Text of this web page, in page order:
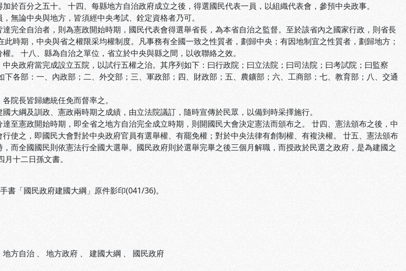
於百分之五十。 十四、每縣地方自治政府成立之後，得選國民代表一員，以組織代表會，參預中央政事。
無論中央與地方，皆須經中央考試、銓定資格者乃可。
完全自治者，則為憲政開始時期，國民代表會得選舉省長，為本省自治之監督。至於該省內之國家行政，則省長
此時期，中央與省之權限采均權制度。凡事務有全國一致之性質者，劃歸中央；有因地制宜之性質者，劃歸地方；
。 十八、縣為自治之單位，省立於中央與縣之間，以收聯絡之效。
央政府當完成設立五院，以試行五權之治。其序列如下：曰行政院；曰立法院；曰司法院；曰考試院；曰監察
下各部：一、內政部；二、外交部；三、軍政部；四、財政部；五、農鑛部；六、工商部；七、教育部；八、交通
院長皆歸總統任免而督率之。
大綱及訓政、憲政兩時期之成績，由立法院議訂，隨時宣傳於民眾，以備到時采擇施行。
至憲政開始時期，即全省之地方自治完全成立時期，則開國民大會決定憲法而頒布之。 廿四、憲法頒布之後，中
使之，即國民大會對於中央政府官員有選舉權、有罷免權；對於中央法律有創制權、有複決權。 廿五、憲法頒布
而全國國民則依憲法行全國大選舉。國民政府則於選舉完畢之後三個月解職，而授政於民選之政府，是為建國之
十二日孫文書。
「國民政府建國大綱」原件影印(041/36)。
地方自治 、 地方政府 、 建國大綱 、 國民政府